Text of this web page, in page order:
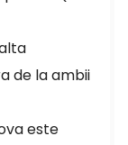
de la ambii
este